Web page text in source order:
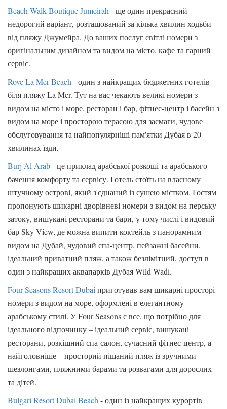
Beach Walk Boutique Jumeirah - ще один прекрасний
недорогий варіант, розташований за кілька хвилин ходьби
від пляжу Джумейра. До ваших послуг світлі номери з
оригінальним дизайном та видом на місто, кафе та гарний
сервіс.
Rove La Mer Beach - один з найкращих бюджетних готелів
біля пляжу La Mer. Тут на вас чекають великі номери з
видом на місто і море, ресторан і бар, фітнес-центр і басейн з
видом на море і просторою терасою для засмаги, чудове
обслуговування та найпопулярніші пам'ятки Дубая в 20
хвилинах їзди.
Burj Al Arab- це приклад арабської розкоші та арабського
бачення комфорту та сервісу. Готель стоїть на власному
штучному острові, який з'єднаний із сушею містком. Гостям
пропонують шикарні дворівневі номери з видом на перську
затоку, вишукані ресторани та бари, у тому числі і видовий
бар Sky View, де можна випити коктейль з панорамним
видом на Дубай, чудовий спа-центр, пейзажні басейни,
ідеальний приватний пляж, а також безлімітний. доступ в
один з найкращих аквапарків Дубая Wild Wadi.
Four Seasons Resort Dubai приготував вам шикарні просторі
номери з видом на море, оформлені в елегантному
арабському стилі. У Four Seasons є все, що потрібно для
ідеального відпочинку – ідеальний сервіс, вишукані
ресторани, розкішний спа-салон, сучасний фітнес-центр, а
найголовніше – просторий піщаний пляж із зручними
шезлонгами, пляжними барами та розвагами для дорослих
та дітей.
Bulgari Resort Dubai Beach - один із найкращих курортів